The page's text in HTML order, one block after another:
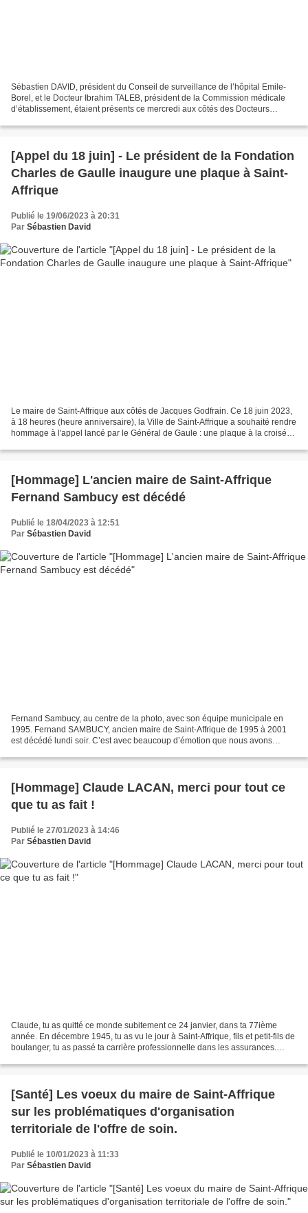
Sébastien DAVID, président du Conseil de surveillance de l’hôpital Emile-
Borel, et le Docteur Ibrahim TALEB, président de la Commission médicale
d’établissement, étaient présents ce mercredi aux côtés des Docteurs
[Appel du 18 juin] - Le président de la Fondation
Charles de Gaulle inaugure une plaque à Saint-
Affrique
Publié le 19/06/2023 à 20:31
Par Sébastien David
Le maire de Saint-Affrique aux côtés de Jacques Godfrain. Ce 18 juin 2023,
à 18 heures (heure anniversaire), la Ville de Saint-Affrique a souhaité rendre
hommage à l'appel lancé par le Général de Gaule : une plaque à la croisée
[Hommage] L'ancien maire de Saint-Affrique
Fernand Sambucy est décédé
Publié le 18/04/2023 à 12:51
Par Sébastien David
Fernand Sambucy, au centre de la photo, avec son équipe municipale en
1995. Fernand SAMBUCY, ancien maire de Saint-Affrique de 1995 à 2001
est décédé lundi soir. C’est avec beaucoup d’émotion que nous avons
[Hommage] Claude LACAN, merci pour tout ce
que tu as fait !
Publié le 27/01/2023 à 14:46
Par Sébastien David
Claude, tu as quitté ce monde subitement ce 24 janvier, dans ta 77ième
année. En décembre 1945, tu as vu le jour à Saint-Affrique, fils et petit-fils de
boulanger, tu as passé ta carrière professionnelle dans les assurances.
[Santé] Les voeux du maire de Saint-Affrique
sur les problématiques d'organisation
territoriale de l'offre de soin.
Publié le 10/01/2023 à 11:33
Par Sébastien David